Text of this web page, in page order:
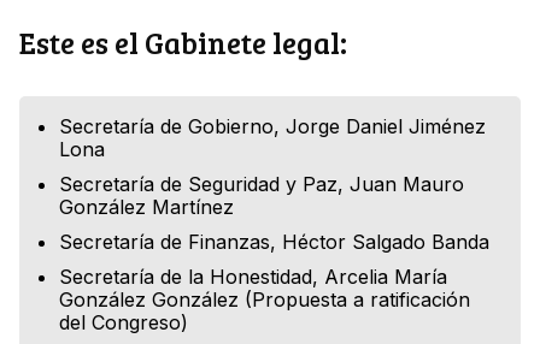
Este es el Gabinete legal:
Secretaría de Gobierno, Jorge Daniel Jiménez
Lona
Secretaría de Seguridad y Paz, Juan Mauro
González Martínez
Secretaría de Finanzas, Héctor Salgado Banda
Secretaría de la Honestidad, Arcelia María
González González (Propuesta a ratificación
del Congreso)